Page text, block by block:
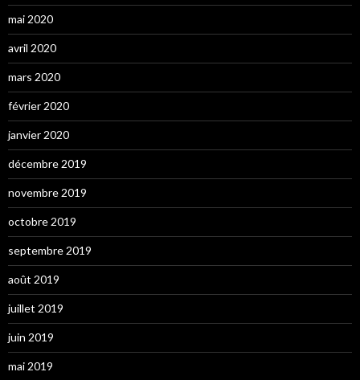
mai 2020
avril 2020
mars 2020
février 2020
janvier 2020
décembre 2019
novembre 2019
octobre 2019
septembre 2019
août 2019
juillet 2019
juin 2019
mai 2019